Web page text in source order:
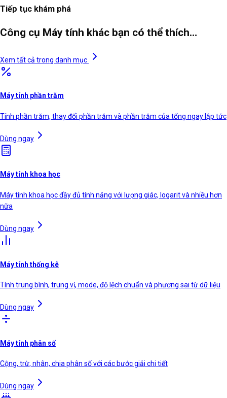
Tiếp tục khám phá
Công cụ Máy tính khác bạn có thể thích…
Xem tất cả trong danh mục
Máy tính phần trăm
Tính phần trăm, thay đổi phần trăm và phần trăm của tổng ngay lập tức
Dùng ngay
Máy tính khoa học
Máy tính khoa học đầy đủ tính năng với lượng giác, logarit và nhiều hơn
nữa
Dùng ngay
Máy tính thống kê
Tính trung bình, trung vị, mode, độ lệch chuẩn và phương sai từ dữ liệu
Dùng ngay
Máy tính phân số
Cộng, trừ, nhân, chia phân số với các bước giải chi tiết
Dùng ngay